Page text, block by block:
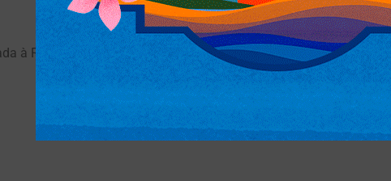
à Rua Zuleide Pérez Tabox, 444 – Centro.